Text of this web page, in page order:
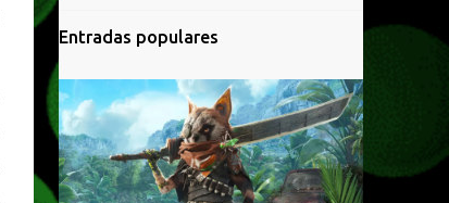
Entradas populares